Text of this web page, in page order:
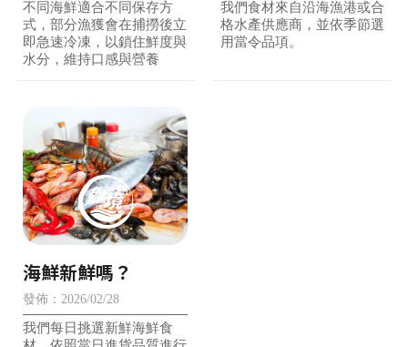
不同海鮮適合不同保存方
式，部分漁獲會在捕撈後立
即急速冷凍，以鎖住鮮度與
水分，維持口感與營養
我們食材來自沿海漁港或合
格水產供應商，並依季節選
用當令品項。
海鮮新鮮嗎？
發佈：2026/02/28
我們每日挑選新鮮海鮮食